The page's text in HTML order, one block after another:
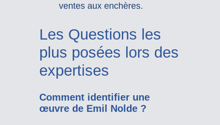
ventes aux enchères.
Les Questions les
plus posées lors des
expertises
Comment identifier une
œuvre de Emil Nolde ?